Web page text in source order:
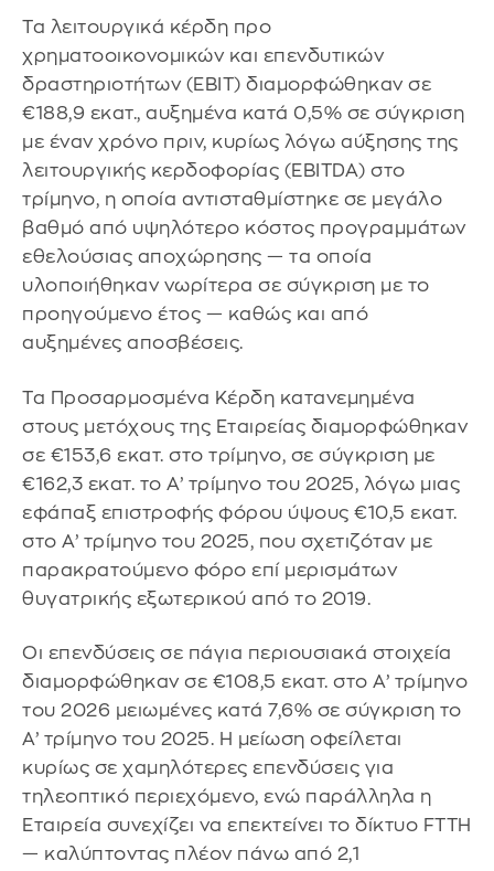
Τα λειτουργικά κέρδη προ
χρηματοοικονομικών και επενδυτικών
δραστηριοτήτων (EBIT) διαμορφώθηκαν σε
€188,9 εκατ., αυξημένα κατά 0,5% σε σύγκριση
με έναν χρόνο πριν, κυρίως λόγω αύξησης της
λειτουργικής κερδοφορίας (EBITDA) στο
τρίμηνο, η οποία αντισταθμίστηκε σε μεγάλο
βαθμό από υψηλότερο κόστος προγραμμάτων
εθελούσιας αποχώρησης — τα οποία
υλοποιήθηκαν νωρίτερα σε σύγκριση με το
προηγούμενο έτος — καθώς και από
αυξημένες αποσβέσεις.
Τα Προσαρμοσμένα Κέρδη κατανεμημένα
στους μετόχους της Εταιρείας διαμορφώθηκαν
σε €153,6 εκατ. στο τρίμηνο, σε σύγκριση με
€162,3 εκατ. το Α’ τρίμηνο του 2025, λόγω μιας
εφάπαξ επιστροφής φόρου ύψους €10,5 εκατ.
στο Α’ τρίμηνο του 2025, που σχετιζόταν με
παρακρατούμενο φόρο επί μερισμάτων
θυγατρικής εξωτερικού από το 2019.
Οι επενδύσεις σε πάγια περιουσιακά στοιχεία
διαμορφώθηκαν σε €108,5 εκατ. στο Α’ τρίμηνο
του 2026 μειωμένες κατά 7,6% σε σύγκριση το
Α’ τρίμηνο του 2025. Η μείωση οφείλεται
κυρίως σε χαμηλότερες επενδύσεις για
τηλεοπτικό περιεχόμενο, ενώ παράλληλα η
Εταιρεία συνεχίζει να επεκτείνει το δίκτυο FTTH
— καλύπτοντας πλέον πάνω από 2,1